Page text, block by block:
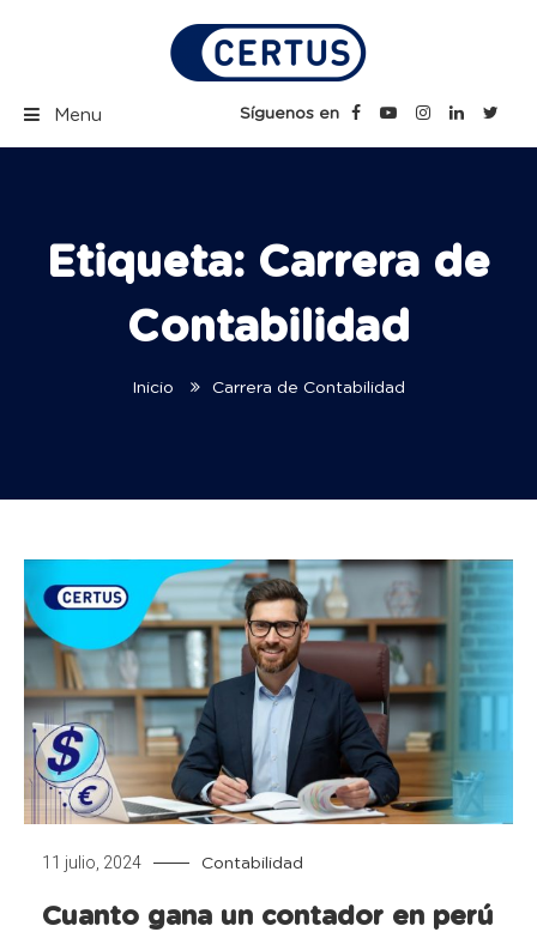
Certus Blog | Carreras
Menu Síguenos en
Etiqueta: Carrera de
Contabilidad
Inicio Carrera de Contabilidad
11 julio, 2024 Contabilidad
Cuanto gana un contador en perú